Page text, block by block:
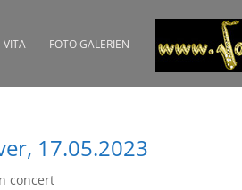
VITA FOTO GALERIEN
17.05.2023
concert